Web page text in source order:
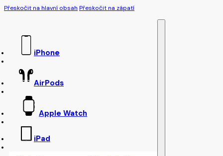
Přeskočit na hlavní obsah Přeskočit na zápatí
iPhone
AirPods
Apple Watch
iPad